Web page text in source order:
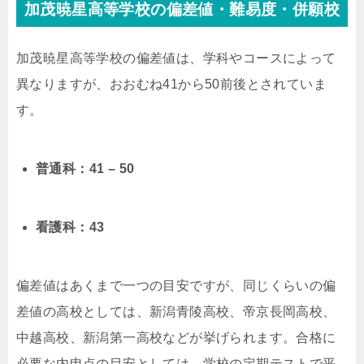
加茂暁星高等学校の偏差値・難易度・併願校
加茂暁星高等学校の偏差値は、学科やコースによって
異なりますが、おおむね41から50前後とされていま
す。
普通科：41 – 50
看護科：43
偏差値はあくまで一つの目安ですが、同じくらいの偏
差値の高校としては、新潟青陵高校、帝京長岡高校、
中越高校、新潟第一高校などが挙げられます。合格に